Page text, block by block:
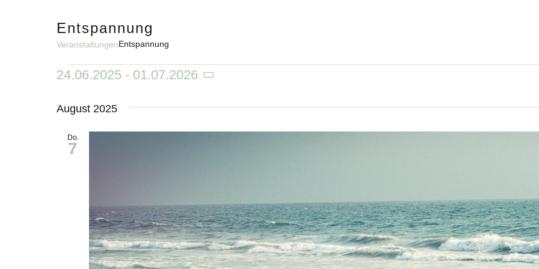
Entspannung
VeranstaltungenEntspannung
Veranstaltungen
24.06.2025 - 01.07.2026
wählen.
August 2025
Do.
7